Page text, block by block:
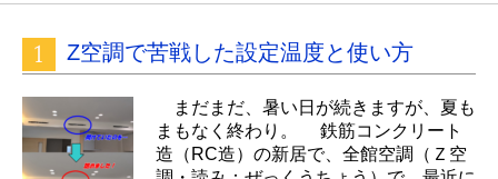
Z空調で苦戦した設定温度と使い方
まだまだ、暑い日が続きますが、夏も
まもなく終わり。 鉄筋コンクリート
造（RC造）の新居で、全館空調（Ｚ空